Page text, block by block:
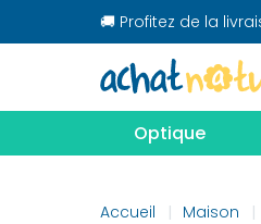
🚚 Profitez de la
Optique
Accueil Maison